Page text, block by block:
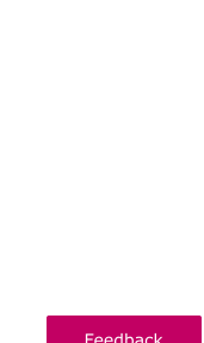
Rechtspraak.nl
Rechtspraak.nl
verlaat - U verlaat